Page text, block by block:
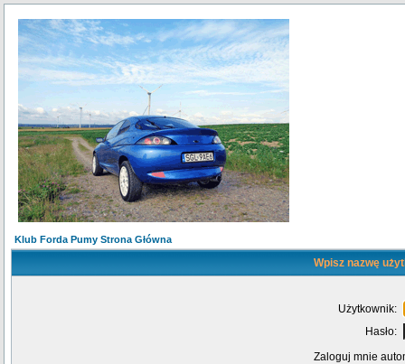
Klub Forda Pumy Strona Główna
Wpisz nazwę
Użytkownik:
Hasło:
Zaloguj mnie